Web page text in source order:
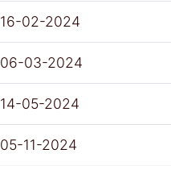
16-02-2024
06-03-2024
14-05-2024
05-11-2024